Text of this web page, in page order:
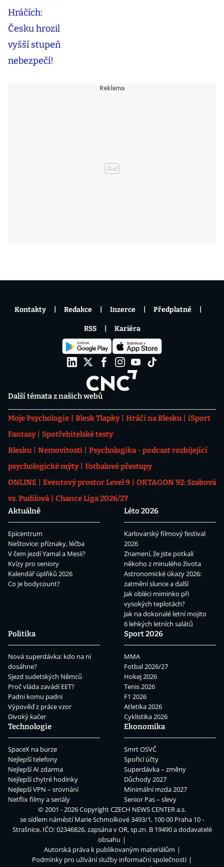
Další témata z našich webů
Moje Psychologie Blesk Tlapky Hráči na Blesku
iSport
Fantasy
Spotřebitelské testy
Blesku
Nemovitosti
Psychologika - podcast rozbíjející
psychologické mýty
Fotbalové přestupy
ONLINE
Eventový prostor Level 9
OKTAGON 92: Szabová
vs. Pudilová
Chance Liga 2026/27
Aktuálně
Epicentrum
Neštovice: příznaky, léčba
V čem jezdí Yamal a Mesii?
Kvízy pro seniory
Kalendář úplňků 2026
Co je bodycount?
Léto 2026
Karlovarský filmový festival
2026
Znamení, že jste potkali
někoho z minulého života
Astronomické úkazy 2026:
zatmění slunce a další
Jak obléci miminko při
vysokých teplotách?
Jak na dokonalé letní mojito
6 lehkých letních salátů
Politika
Nová superdávka: kdo na ní
dosáhne?
Sjezd sudetských Němců
Proč vláda zavádí EET?
Padni komu padni
Výpověď z práce vzor
Divoký kačer
Sport 2026
MMA
Fotbal 2026/27
Hokej 2026
Tenis 2026
F1 2026
Atletika 2026
Cyklistika 2026
Technologie
SpaceX na burze
Nejlepší telefony
Nejlepší AI zdarma
Nejlepší chytré hodinky
Nejlepší VPN – srovnání
Netflix filmy a seriály
Ekonomika
Smrt OSVČ
Spořicí účty
Superdávka – změny
Důchody 2027
Minimální mzda 2027
Senior Pas – slevy
Kontakty Redakce Inzerce Předplatné
RSS Kariéra
© 2001 - 2026 CopyrightCZECH NEWS CENTER a.s.
se sídlem náměstí Marie Schmolkové 3493/1, 100 00 Praha 10 -
Strašnice, IČO: 02346826, zapsána v OR, sp.zn. B 19490 a dodavatelé
obsahu
Autorská práva k publikovaným materiálům
Podmínky pro užívání služby informační společnosti